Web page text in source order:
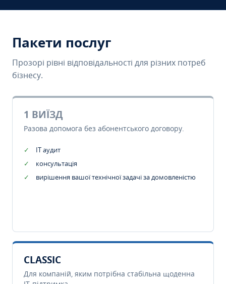
Пакети послуг
Прозорі рівні відповідальності для різних потреб
бізнесу.
1 ВИЇЗД
Разова допомога без абонентського договору.
IT аудит
консультація
вирішення вашої технічної задачі за домовленістю
CLASSIC
Для компаній, яким потрібна стабільна щоденна